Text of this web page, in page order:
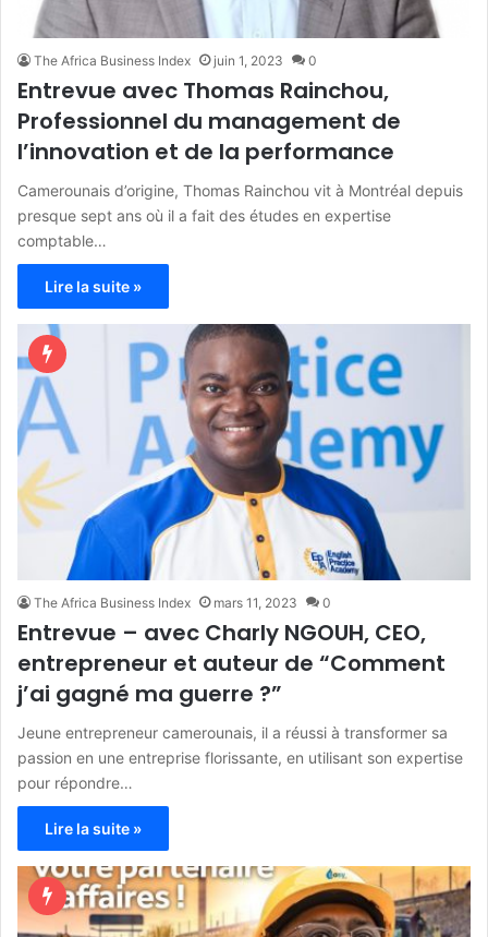
The Africa Business Index juin 1, 2023 0
Entrevue avec Thomas Rainchou,
Professionnel du management de
l’innovation et de la performance
Camerounais d’origine, Thomas Rainchou vit à Montréal depuis
presque sept ans où il a fait des études en expertise
comptable…
Lire la suite »
The Africa Business Index mars 11, 2023 0
Entrevue – avec Charly NGOUH, CEO,
entrepreneur et auteur de “Comment
j’ai gagné ma guerre ?”
Jeune entrepreneur camerounais, il a réussi à transformer sa
passion en une entreprise florissante, en utilisant son expertise
pour répondre…
Lire la suite »